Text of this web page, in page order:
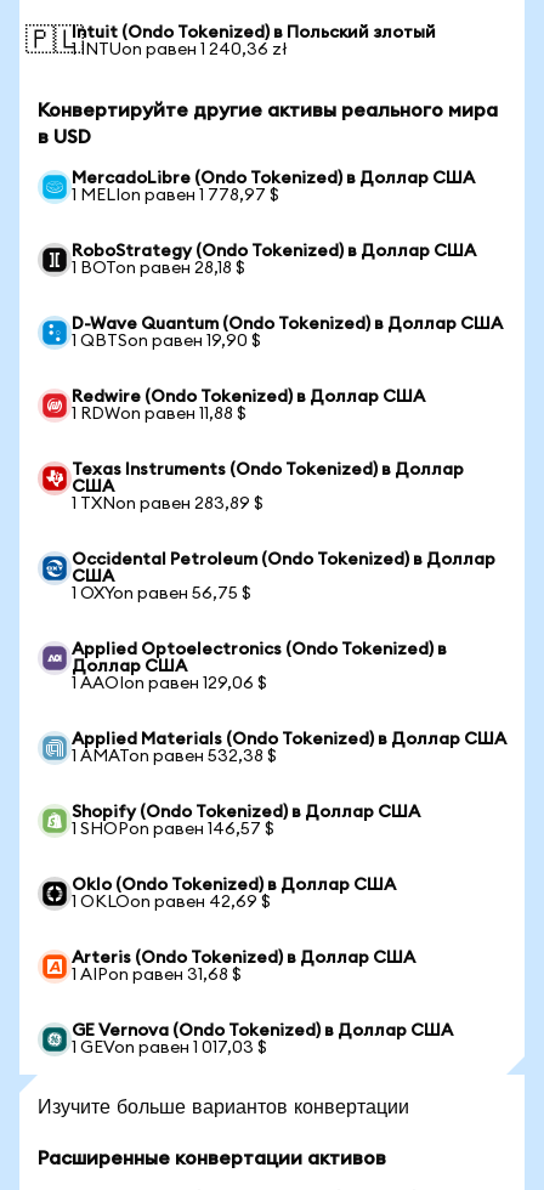
🇵🇱Intuit (Ondo Tokenized) в Польский злотый
1 INTUon равен 1 240,36 zł
Конвертируйте другие активы реального мира
в USD
MercadoLibre (Ondo Tokenized) в Доллар США
1 MELIon равен 1 778,97 $
RoboStrategy (Ondo Tokenized) в Доллар США
1 BOTon равен 28,18 $
D-Wave Quantum (Ondo Tokenized) в Доллар США
1 QBTSon равен 19,90 $
Redwire (Ondo Tokenized) в Доллар США
1 RDWon равен 11,88 $
Texas Instruments (Ondo Tokenized) в Доллар
США
1 TXNon равен 283,89 $
Occidental Petroleum (Ondo Tokenized) в Доллар
США
1 OXYon равен 56,75 $
Applied Optoelectronics (Ondo Tokenized) в
Доллар США
1 AAOIon равен 129,06 $
Applied Materials (Ondo Tokenized) в Доллар США
1 AMATon равен 532,38 $
Shopify (Ondo Tokenized) в Доллар США
1 SHOPon равен 146,57 $
Oklo (Ondo Tokenized) в Доллар США
1 OKLOon равен 42,69 $
Arteris (Ondo Tokenized) в Доллар США
1 AIPon равен 31,68 $
GE Vernova (Ondo Tokenized) в Доллар США
1 GEVon равен 1 017,03 $
Изучите больше вариантов конвертации
Расширенные конвертации активов